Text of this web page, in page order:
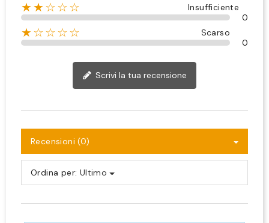
★★☆☆☆
Insufficiente
0
★☆☆☆☆
Scarso
0
Scrivi la tua recensione
Recensioni (0)
Ordina per: Ultimo